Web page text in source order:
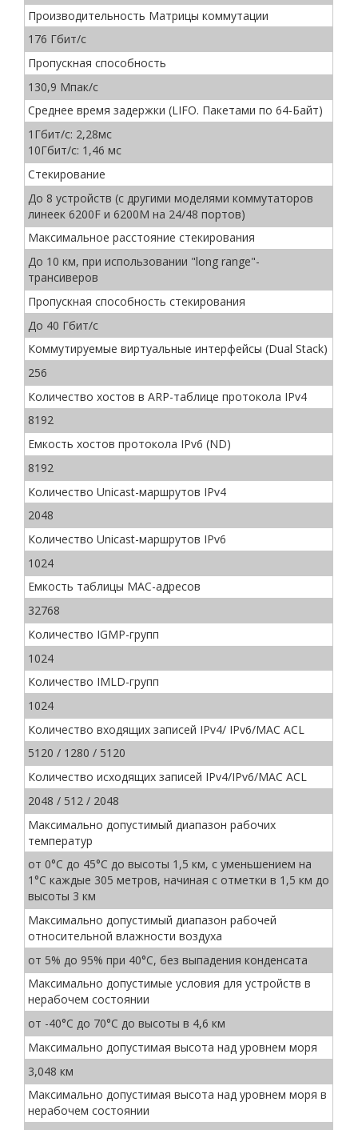
Производительность Матрицы коммутации
176 Гбит/с
Пропускная способность
130,9 Мпак/с
Среднее время задержки (LIFO. Пакетами по 64-Байт)
1Гбит/с: 2,28мс
10Гбит/с: 1,46 мс
Стекирование
До 8 устройств (с другими моделями коммутаторов
линеек 6200F и 6200M на 24/48 портов)
Максимальное расстояние стекирования
До 10 км, при использовании "long range"-
трансиверов
Пропускная способность стекирования
До 40 Гбит/с
Коммутируемые виртуальные интерфейсы (Dual Stack)
256
Количество хостов в ARP-таблице протокола IPv4
8192
Емкость хостов протокола IPv6 (ND)
8192
Количество Unicast-маршрутов IPv4
2048
Количество Unicast-маршрутов IPv6
1024
Емкость таблицы МАС-адресов
32768
Количество IGMP-групп
1024
Количество IMLD-групп
1024
Количество входящих записей IPv4/ IPv6/MAC ACL
5120 / 1280 / 5120
Количество исходящих записей IPv4/IPv6/MAC ACL
2048 / 512 / 2048
Максимально допустимый диапазон рабочих
температур
от 0°C до 45°C до высоты 1,5 км, с уменьшением на
1°C каждые 305 метров, начиная с отметки в 1,5 км до
высоты 3 км
Максимально допустимый диапазон рабочей
относительной влажности воздуха
от 5% до 95% при 40°C, без выпадения конденсата
Максимально допустимые условия для устройств в
нерабочем состоянии
от -40°C до 70°C до высоты в 4,6 км
Максимально допустимая высота над уровнем моря
3,048 км
Максимально допустимая высота над уровнем моря в
нерабочем состоянии